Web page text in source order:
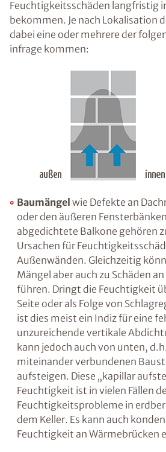
und
Innen- oder Außenwänden
enormer Bedeutung, wenn es
Bauschäden und gesundheitliche
vermeiden und
in den Griff zu bekommen. Je
des Schadens können dabei eine
Baumängelwie Defekte an
Dachrinnen oder den äußeren
aber auch schlecht
gehören zu den häufigsten
Feuchtigkeitsschäden an den
Gleichzeitig können die
aber auch zu Schäden an den
führen. Dringt die Feuchtigkeit
von der Seite oder als Folge von